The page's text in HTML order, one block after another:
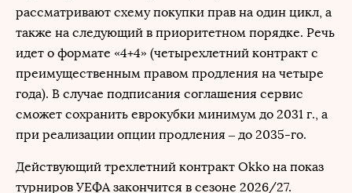
рассматривают схему покупки прав на один цикл, а
также на следующий в приоритетном порядке. Речь
идет о формате «4+4» (четырехлетний контракт с
преимущественным правом продления на четыре
года). В случае подписания соглашения сервис
сможет сохранить еврокубки минимум до 2031 г., а
при реализации опции продления – до 2035-го.
Действующий трехлетний контракт Okko на показ
турниров УЕФА закончится в сезоне 2026/27.